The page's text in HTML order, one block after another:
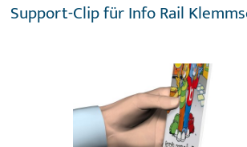
Support-Clip für Info Rail